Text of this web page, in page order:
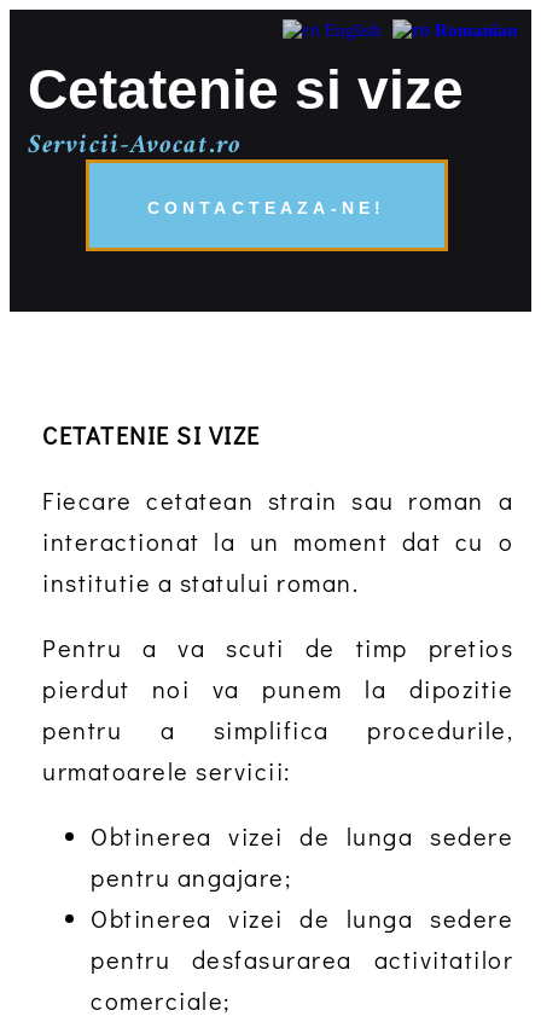
Cetatenie si vize
Servicii-Avocat.ro
CONTACTEAZA-NE!
CETATENIE SI VIZE
Fiecare cetatean strain sau roman a
interactionat la un moment dat cu o
institutie a statului roman.
Pentru a va scuti de timp pretios
pierdut noi va punem la dipozitie
pentru a simplifica procedurile,
urmatoarele servicii:
Obtinerea vizei de lunga sedere
pentru angajare;
Obtinerea vizei de lunga sedere
pentru desfasurarea activitatilor
comerciale;
English Romanian